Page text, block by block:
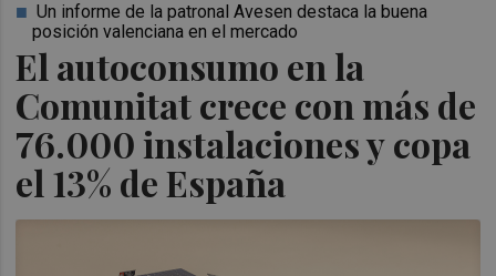
El autoconsumo en la
Comunitat crece con más de
76.000 instalaciones y copa
el 13% de España
Un informe de la patronal Avesen destaca la buena
posición valenciana en el mercado